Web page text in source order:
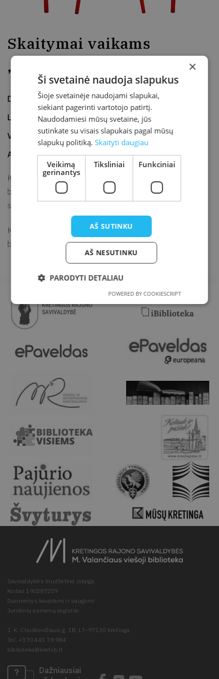
Skaitymai vaikams
„Nykštukų Kalėdos“
Data
2020-12-15
Laikas
13.00–14.00
Vieta
#SaugiaiNamuose
AdresasInternetas
Kalėdinių istorijų vaikams skaitymai „Nykštukų Kalėdos“
bibliotekos
Facebook
puslapyje ir bibliotekos interneto
svetainėje.
Kalėdų senelio nykštukai kviečia bibliotekos mažuosius
bičiulius į Kalėdinę pasaką.
Savivaldybės biudžetinė įstaiga
Kodas 190287259
Duomenys kaupiami ir saugomi
Juridinių asmenų registre
J. K. Chodkevičiaus g. 1B, LT–97130 Kretinga
Tel. +370 445 78 984
biblioteka@kretvb.lt
Dažniausiai
×
Ši svetainė naudoja slapukus
Šioje svetainėje naudojami slapukai,
siekiant pagerinti vartotojo patirtį.
Naudodamiesi mūsų svetaine, jūs
sutinkate su visais slapukais pagal mūsų
slapukų politiką.Skaityti daugiau
Veikimą
gerinantys
Tiksliniai Funkciniai
AŠ SUTINKU
AŠ NESUTINKU
PARODYTI DETALIAU
POWERED BY COOKIESCRIPT